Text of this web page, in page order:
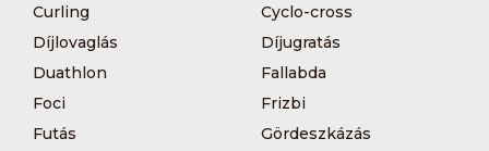
Curling
Cyclo-cross
Díjlovaglás
Díjugratás
Duathlon
Fallabda
Foci
Frizbi
Futás
Gördeszkázás